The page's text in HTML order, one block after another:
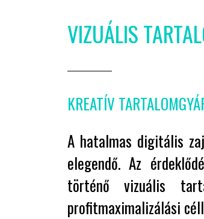
VIZUÁLIS
KREATÍV
A hatalmas digitális
elegendő.Az
történő vizuális
profitmaximalizálási